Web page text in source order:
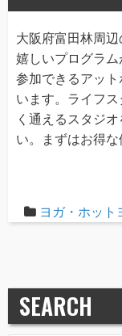
大阪府富田林周
嬉しいプログラ
参加できるアッ
います。ライフ
く通えるスタジ
い。まずはお得な
ヨガ・ホット
SEARCH